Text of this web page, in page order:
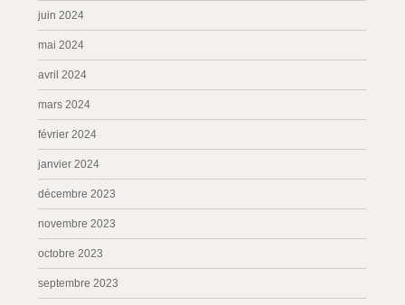
juin 2024
mai 2024
avril 2024
mars 2024
février 2024
janvier 2024
décembre 2023
novembre 2023
octobre 2023
septembre 2023